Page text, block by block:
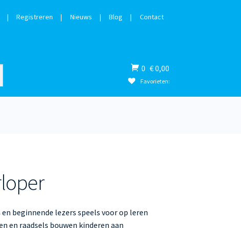
| Registreren | Nieuws | Blog | Contact
Winkelwagen
0 €0,00
Favorieten:
Nieuw
beginnende lezers speels voor op leren
en raadsels bouwen kinderen aan